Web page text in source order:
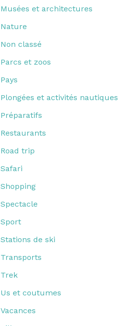
Musées et architectures
Nature
Non classé
Parcs et zoos
Pays
Plongées et activités nautiques
Préparatifs
Restaurants
Road trip
Safari
Shopping
Spectacle
Sport
Stations de ski
Transports
Trek
Us et coutumes
Vacances